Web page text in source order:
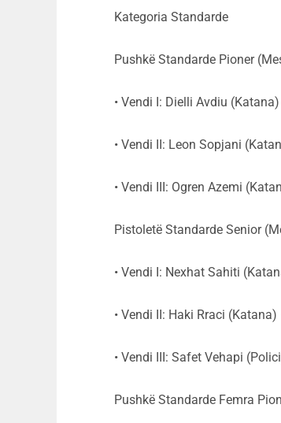
Kategoria Standarde
Pushkë Standarde Pioner
• Vendi I: Dielli Avdiu
• Vendi II: Leon Sopjani
• Vendi III: Ogren Azemi
Pistoletë Standarde Senior
• Vendi I: Nexhat Sahiti
• Vendi II: Haki Rraci
• Vendi III: Safet Vehapi
Pushkë Standarde Femra